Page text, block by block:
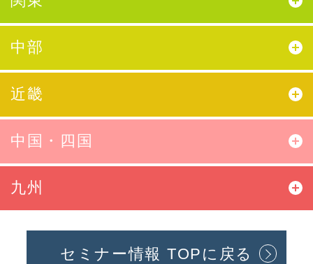
中部
近畿
中国・四国
九州
セミナー情報 TOPに戻る